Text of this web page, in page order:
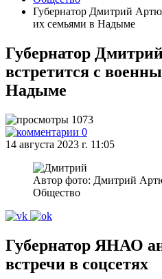
Губернатор Дмитрий
их семьями в Надыме
Губернатор
встретится с
Надыме
1073
0
14 августа 2023 г. 11:05
Автор фото: Дмитрий
Общество
Губернатор ЯНАО
встречи в соцсетях